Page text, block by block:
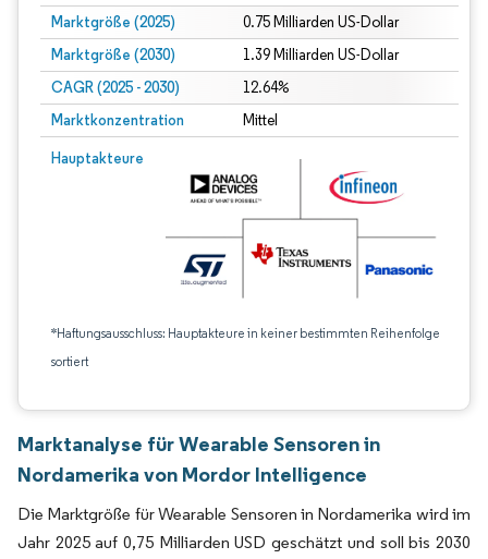
Marktgröße (2025) 0.75 Milliarden US-Dollar
Marktgröße (2030) 1.39 Milliarden US-Dollar
CAGR (2025 - 2030) 12.64%
Marktkonzentration Mittel
Hauptakteure
*Haftungsausschluss: Hauptakteure in keiner bestimmten Reihenfolge
sortiert
Marktanalyse für Wearable Sensoren in
Nordamerika von Mordor Intelligence
Die Marktgröße für Wearable Sensoren in Nordamerika wird im
Jahr 2025 auf 0,75 Milliarden USD geschätzt und soll bis 2030